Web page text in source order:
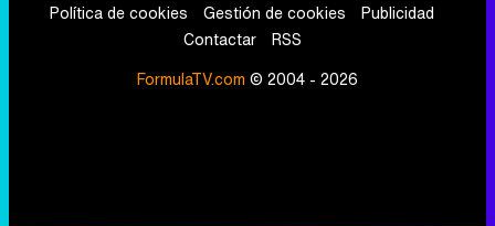
Política de cookies
Gestión de cookies
Publicidad
Contactar
RSS
FormulaTV.com © 2004 - 2026